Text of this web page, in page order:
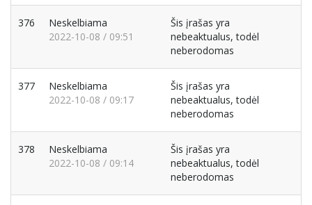
376
Neskelbiama
2022-10-08 / 09:51
Šis įrašas yra
nebeaktualus, todėl
neberodomas
377
Neskelbiama
2022-10-08 / 09:17
Šis įrašas yra
nebeaktualus, todėl
neberodomas
378
Neskelbiama
2022-10-08 / 09:14
Šis įrašas yra
nebeaktualus, todėl
neberodomas